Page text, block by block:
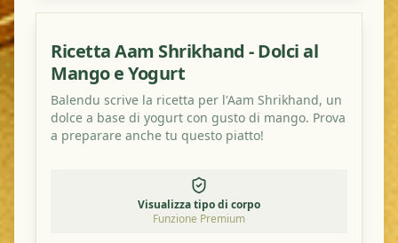
Ricetta Aam Shrikhand - Dolci al
Mango e Yogurt
Balendu scrive la ricetta per l'Aam Shrikhand, un
dolce a base di yogurt con gusto di mango. Prova
a preparare anche tu questo piatto!
Visualizza tipo di corpo
Funzione Premium